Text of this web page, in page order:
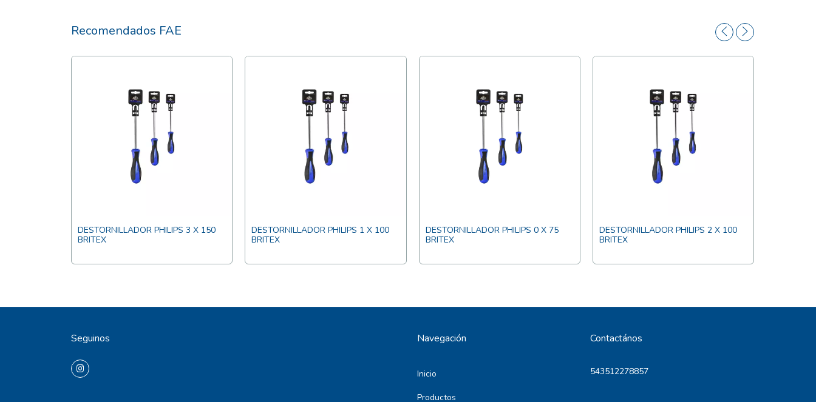
Recomendados FAE
DESTORNILLADOR PHILIPS 3 X 150
BRITEX
DESTORNILLADOR PHILIPS 1 X 100
BRITEX
DESTORNILLADOR PHILIPS 0 X 75
BRITEX
DESTORNILLADOR PHILIPS 2 X 100
BRITEX
Seguinos Navegación
Inicio
Productos
Contactános
543512278857